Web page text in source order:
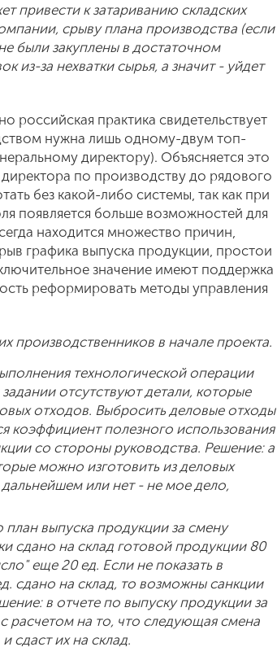
привести к затариванию складских
срыву плана производства (если
были закуплены в достаточном
из-за нехватки сырья, а значит - уйдет
российская практика свидетельствует
нужна лишь одному-двум топ-
директору). Объясняется это
по производству до рядового
без какой-либо системы, так как при
появляется больше возможностей для
находится множество причин,
графика выпуска продукции, простои
значение имеют поддержка
реформировать методы управления
производственников в начале проекта.
технологической операции
отсутствуют детали, которые
отходов. Выбросить деловые отходы
коэффициент полезного использования
со стороны руководства. Решение: а
можно изготовить из деловых
или нет - не мое дело,
выпуска продукции за смену
сдано на склад готовой продукции 80
еще 20 ед. Если не показать в
сдано на склад, то возможны санкции
в отчете по выпуску продукции за
расчетом на то, что следующая смена
сдаст их на склад.